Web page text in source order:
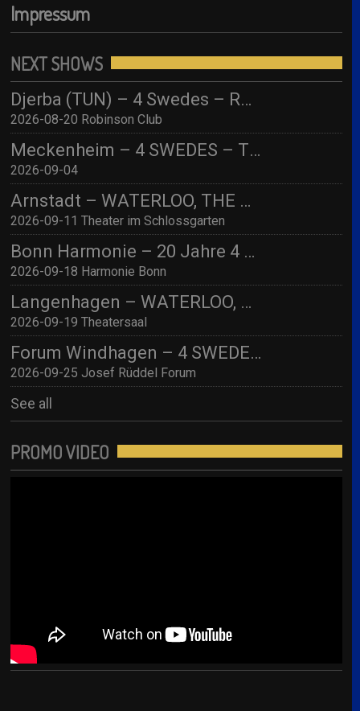
Impressum
NEXT SHOWS
Djerba (TUN) – 4 Swedes – Robinson Djerba Bahia
2026-08-20 Robinson Club
Meckenheim – 4 SWEDES – TBA
2026-09-04
Arnstadt – WATERLOO, THE ABBA SHOW (by 4 Swedes – A Tribute To Abba) mit Streichquartett
2026-09-11 Theater im Schlossgarten
Bonn Harmonie – 20 Jahre 4 SWEDES – A Tribute to Abba / Jubiläumskonzert!
2026-09-18 Harmonie Bonn
Langenhagen – WATERLOO, THE ABBA SHOW (by 4 Swedes – A Tribute To Abba) mit Streichquartett
2026-09-19 Theatersaal
Forum Windhagen – 4 SWEDES – A Tribute to Abba
2026-09-25 Josef Rüddel Forum
See all
PROMO VIDEO